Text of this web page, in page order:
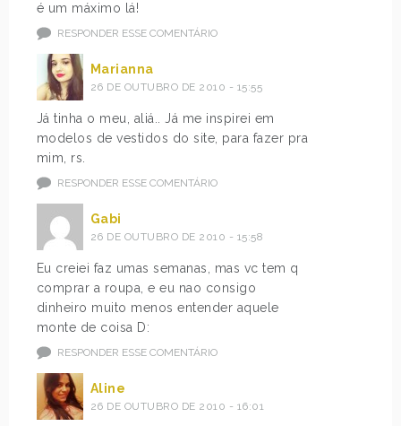
é um máximo lá!
RESPONDER ESSE COMENTÁRIO
Marianna
26 DE OUTUBRO DE 2010 - 15:55
Já tinha o meu, aliá.. Já me inspirei em
modelos de vestidos do site, para fazer pra
mim, rs.
RESPONDER ESSE COMENTÁRIO
Gabi
26 DE OUTUBRO DE 2010 - 15:58
Eu creiei faz umas semanas, mas vc tem q
comprar a roupa, e eu nao consigo
dinheiro muito menos entender aquele
monte de coisa D:
RESPONDER ESSE COMENTÁRIO
Aline
26 DE OUTUBRO DE 2010 - 16:01